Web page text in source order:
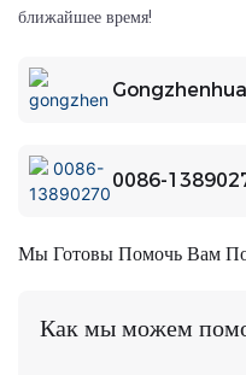
ближайшее время!
0086-
Мы Готовы Помочь Вам
Как мы можем